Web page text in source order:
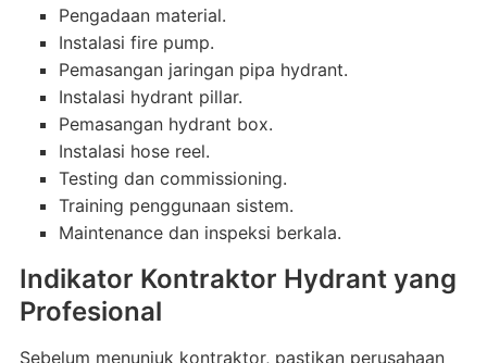
Pengadaan material.
Instalasi fire pump.
Pemasangan jaringan pipa hydrant.
Instalasi hydrant pillar.
Pemasangan hydrant box.
Instalasi hose reel.
Testing dan commissioning.
Training penggunaan sistem.
Maintenance dan inspeksi berkala.
Indikator Kontraktor Hydrant yang
Profesional
Sebelum menunjuk kontraktor, pastikan perusahaan